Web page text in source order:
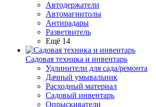
Автодержатели
Автомагнитолы
Антирадары
Разветвитель
Ещё 14
Садовая техника и инвентарь
Удлинители для сада/ремонта
Дачный умывальник
Расходный материал
Садовый инвентарь
Опрыскиватели